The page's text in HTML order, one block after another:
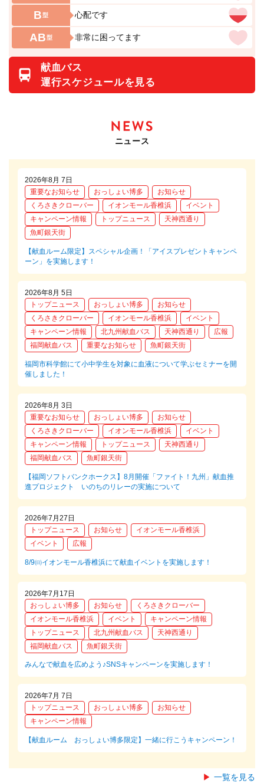
B型 心配です
AB型 非常に困ってます
献血バス
運行スケジュールを見る
ニュース
2026年8月 7日
重要なお知らせ
おっしょい博多
お知らせ
くろさきクローバー
イオンモール香椎浜
イベント
キャンペーン情報
トップニュース
天神西通り
魚町銀天街
【献血ルーム限定】スペシャル企画！「アイスプレゼントキャンペ
ーン」を実施します！
2026年8月 5日
トップニュース
おっしょい博多
お知らせ
くろさきクローバー
イオンモール香椎浜
イベント
キャンペーン情報
北九州献血バス 天神西通り
広報
福岡献血バス
重要なお知らせ 魚町銀天街
福岡市科学館にて小中学生を対象に血液について学ぶセミナーを開
催しました！
2026年8月 3日
重要なお知らせ
おっしょい博多
お知らせ
くろさきクローバー
イオンモール香椎浜
イベント
キャンペーン情報
トップニュース
天神西通り
福岡献血バス
魚町銀天街
【福岡ソフトバンクホークス】8月開催「ファイト！九州」献血推
進プロジェクト いのちのリレーの実施について
2026年7月27日
トップニュース
お知らせ
イオンモール香椎浜
イベント
広報
8/9㈰イオンモール香椎浜にて献血イベントを実施します！
2026年7月17日
おっしょい博多
お知らせ
くろさきクローバー
イオンモール香椎浜
イベント
キャンペーン情報
トップニュース
北九州献血バス
天神西通り
福岡献血バス
魚町銀天街
みんなで献血を広めよう♪SNSキャンペーンを実施します！
2026年7月 7日
トップニュース
おっしょい博多
お知らせ
キャンペーン情報
【献血ルーム おっしょい博多限定】一緒に行こうキャンペーン！
一覧を見る